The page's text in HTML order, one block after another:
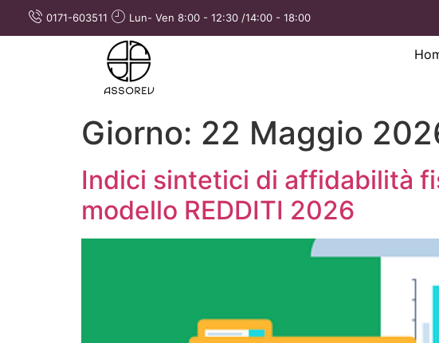
0171-603511 Lun- Ven 8:00 - 12:30 /14:00 - 18:00
Giorno: 22 Maggio
Indici sintetici di affidabilità
modello REDDITI 2026